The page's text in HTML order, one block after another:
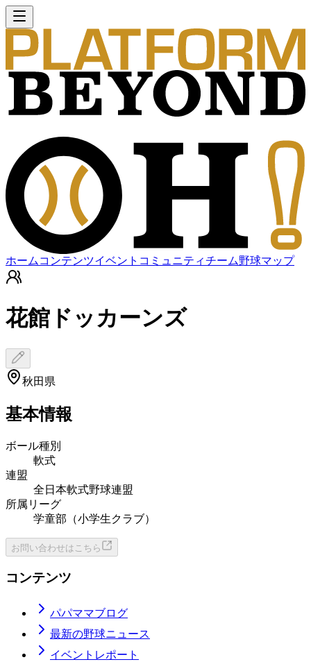
ホーム コンテンツイベント コミュニティチーム野球マップ
花館ドッカーンズ
秋田県
基本情報
ボール種別
軟式
連盟
全日本軟式野球連盟
所属リーグ
学童部（小学生クラブ）
お問い合わせはこちら
コンテンツ
パパママブログ
最新の野球ニュース
イベントレポート